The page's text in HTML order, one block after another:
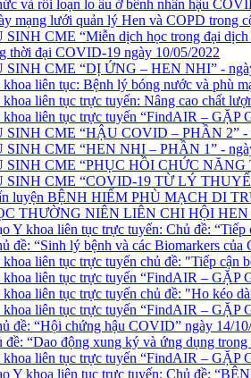
và rối loạn lo âu ở bênh nhân hậu
mạng lưới quản lý Hen và COPD trong
CME “Miễn dịch học trong đại dịch
thời đại COVID-19 ngày 10/05/2022
CME “DỊ ỨNG – HEN NHI” -
liên tục: Bệnh lý bóng nước và phù
liên tục trực tuyến: Nâng cao chất
khoa liên tục trực tuyến “FindAIR –
CME “HẬU COVID – PHẦN 2” -
CME “HEN NHI – PHẦN 1” -
CME “PHỤC HỒI CHỨC NĂNG
CME “COVID-19 TỪ LÝ
luyện BỆNH HIẾM PHÙ MẠCH DI
THƯỜNG NIÊN LIÊN CHI HỘI HEN
Y khoa liên tục trực tuyến: Chủ đề: “Tiếp
đề: “Sinh lý bệnh và các Biomarkers
liên tục trực tuyến chủ đề: "Tiếp cận
khoa liên tục trực tuyến “FindAIR –
liên tục trực tuyến chủ đề: "Ho kéo
khoa liên tục trực tuyến “FindAIR –
đề: “Hội chứng hậu COVID” ngày 14/
“Dao động xung ký và ứng dụng trong
khoa liên tục trực tuyến “FindAIR –
Y khoa liên tục trực tuyến: Chủ đề: